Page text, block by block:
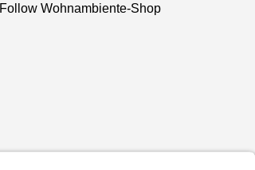
Follow Wohnambiente-Shop